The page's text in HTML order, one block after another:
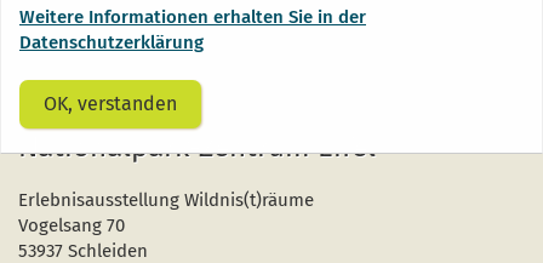
Freitag:
9:00 bis 12:00 Uhr
Nationalpark-Zentrum Eifel
Erlebnisausstellung Wildnis(t)räume
Vogelsang 70
53937 Schleiden
Weitere Informationen erhalten Sie in der
Datenschutzerklärung
OK, verstanden